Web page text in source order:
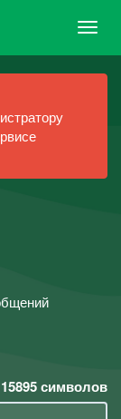
15895символов